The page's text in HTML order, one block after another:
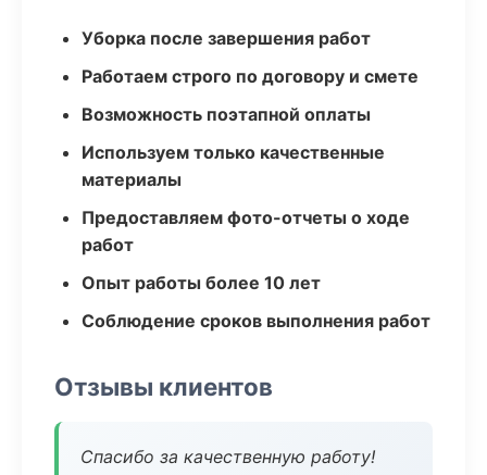
Уборка после завершения работ
Работаем строго по договору и смете
Возможность поэтапной оплаты
Используем только качественные
материалы
Предоставляем фото-отчеты о ходе
работ
Опыт работы более 10 лет
Соблюдение сроков выполнения работ
Отзывы клиентов
Спасибо за качественную работу!